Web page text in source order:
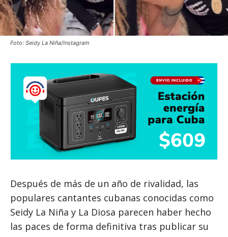
Foto: Seidy La Niña/Instagram
Después de más de un año de rivalidad, las
populares cantantes cubanas conocidas como
Seidy La Niña y La Diosa parecen haber hecho
las paces de forma definitiva tras publicar su